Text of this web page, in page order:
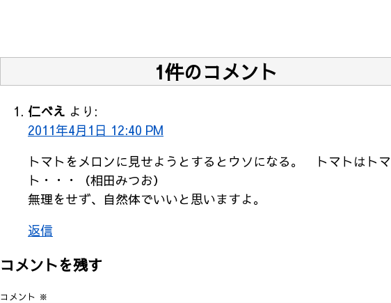
1件のコメント
仁べえ より:
2011年4月1日 12:40 PM
トマトをメロンに見せようとするとウソになる。 トマトはトマ
ト・・・（相田みつお）
無理をせず、自然体でいいと思いますよ。
返信
コメントを残す
コメント ※